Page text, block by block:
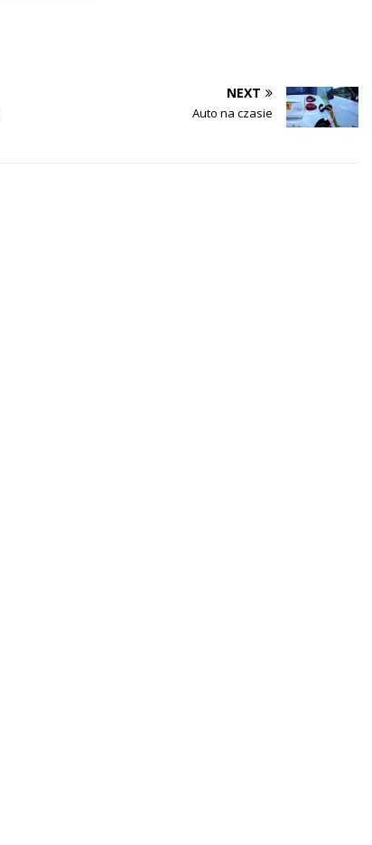
NEXT
Auto na czasie